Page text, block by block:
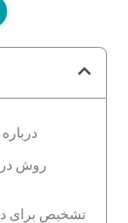
روش
تشخیص برای